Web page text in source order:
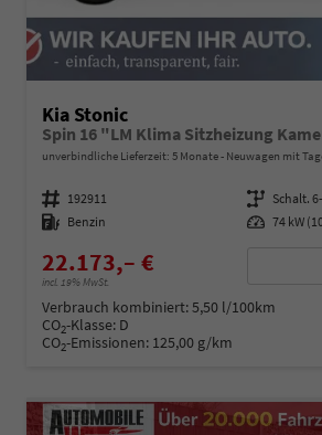
Kia Stonic
unverbindliche Lieferzeit: 5 Monate Neuwagen mit
Fahrzeugnummer 192911 Getriebe Schalt.
Kraftstoff Benzin Leistung 74 kW
22.173,– €
incl. 19% MwSt.
Verbrauch kombiniert:5,50 l/100km
CO2-Klasse: D
CO2-Emissionen: 125,00 g/km